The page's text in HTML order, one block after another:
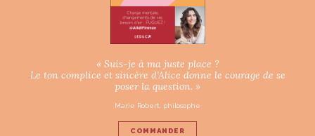
« Suis-je à ma juste place ?
Le ton complice et sincère d’Alice donne le courage de se
poser la question. »
Marie Robert, philosophe
COMMANDER